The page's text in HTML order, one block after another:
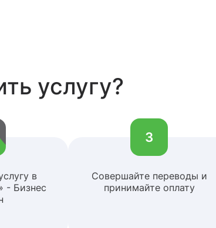
услугу?
в
- Бизнес
3
Совершайте переводы и
принимайте оплату